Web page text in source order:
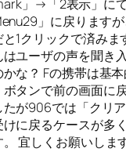
」→「2表示」に
」に戻りますが
1クリックで済みま
ユーザの声を聞き
な？ Fの携帯は基
ボタンで前の画面に
が906では「クリ
に戻るケースが多
。 宜しくお願いします